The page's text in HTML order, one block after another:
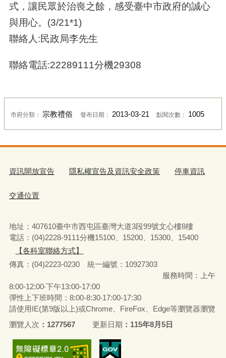
式，讓民眾於治喪之餘，感受臺中市政府的誠心
與用心。(3/21*1)
聯絡人:民政局李先生
聯絡電話:22289111分機29308
市府分類： 宗教禮俗 發布日期： 2013-03-21 點閱次數： 1005
資訊開放宣告 隱私權宣告及資訊安全政策 停車資訊
交通位置
地址：407610臺中市西屯區臺灣大道3段99號文心樓8樓
電話：(04)2228-9111分機15100、15200、15300、15400
【各科室聯絡方式】
傳真：(04)2223-0230 統一編號 ： 10927303
服務時間：上午
8:00-12:00‧下午13:00-17:00
彈性上下班時間：8:00-8:30‧17:00-17:30
請使用IE(第9版以上)或Chrome、FireFox、Edge等瀏覽器瀏覽
瀏覽人次
1277567 更新日期 115年8月5日